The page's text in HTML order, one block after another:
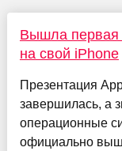
Вышла первая
на свой iPhone
Презентация
завершилась, а
операционные
официально